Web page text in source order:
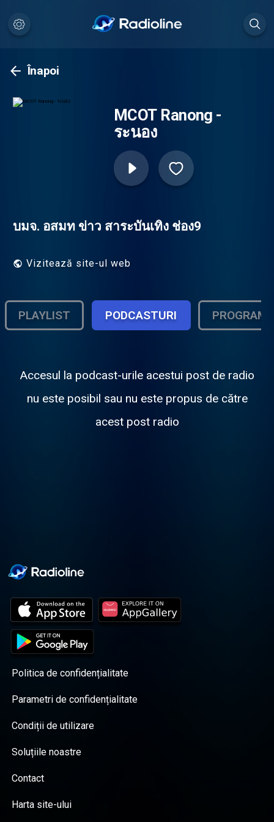
Înapoi
MCOT Ranong -
ระนอง
บมจ. อสมท ข่าว สาระบันเทิง ช่อง9
Vizitează site-ul web
PLAYLIST PODCASTURI PROGRAM
Accesul la podcast-urile acestui post de radio
nu este posibil sau nu este propus de către
acest post radio
Politica de confidențialitate
Parametri de confidențialitate
Condiții de utilizare
Soluțiile noastre
Contact
Harta site-ului